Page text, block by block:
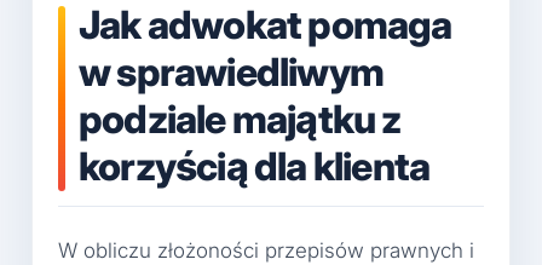
Jak adwokat pomaga
w sprawiedliwym
podziale majątku z
korzyścią dla klienta
W obliczu złożoności przepisów prawnych i